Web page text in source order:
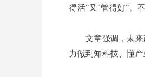
得活”又“管得好”。
文章强调，未
力做到知科技、懂产